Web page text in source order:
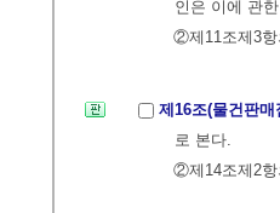
인은 이에 관
②제11조제3항
제16조(물건판
로 본다.
②제14조제2항